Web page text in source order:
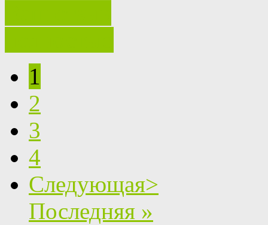
1
2
3
4
Следующая>
Последняя »